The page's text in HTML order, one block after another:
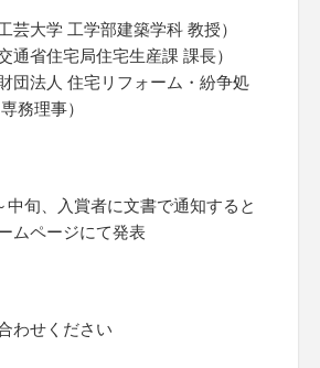
芸大学 工学部建築学科 教授）
通省住宅局住宅生産課 課長）
団法人 住宅リフォーム・紛争処
務理事）
中旬、入賞者に文書で通知すると
ムページにて発表
わせください